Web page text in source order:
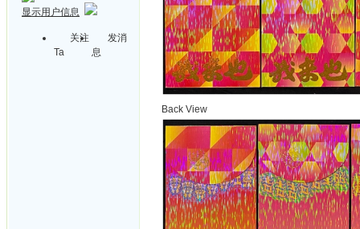
显示用户信息
关注
Ta
发消
息
Back View